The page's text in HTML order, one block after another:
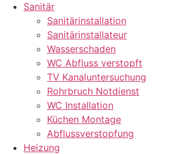
Sanitär
Sanitärinstallation
Sanitärinstallateur
Wasserschaden
WC Abfluss verstopft
TV Kanaluntersuchung
Rohrbruch Notdienst
WC Installation
Küchen Montage
Abflussverstopfung
Heizung